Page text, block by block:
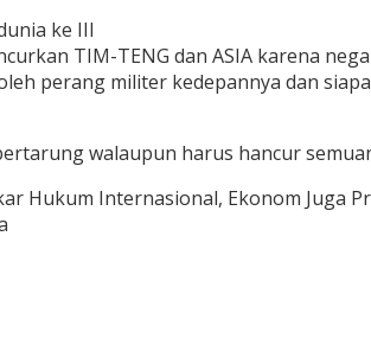
ke III
TIM-TENG dan ASIA karena
perang militer kedepannya dan
walaupun harus hancur
Hukum Internasional, Ekonom